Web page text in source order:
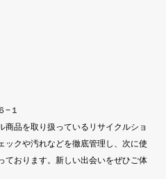
−１
商品を取り扱っているリサイクルショ
ックや汚れなどを徹底管理し、次に使
ております。新しい出会いをぜひご体